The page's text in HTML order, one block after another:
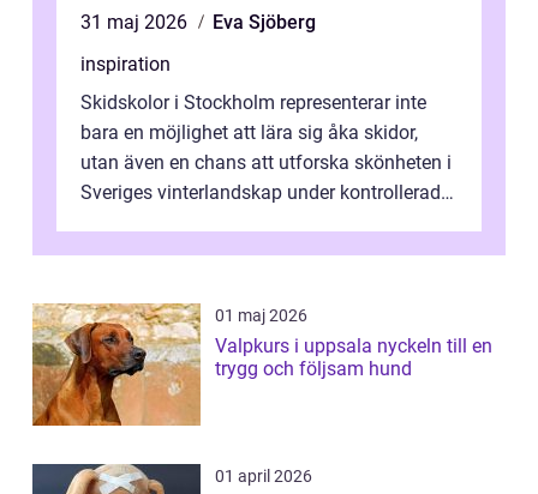
31 maj 2026
Eva Sjöberg
inspiration
Skidskolor i Stockholm representerar inte
bara en möjlighet att lära sig åka skidor,
utan även en chans att utforska skönheten i
Sveriges vinterlandskap under kontrollerade
01 maj 2026
Valpkurs i uppsala nyckeln till en
trygg och följsam hund
01 april 2026